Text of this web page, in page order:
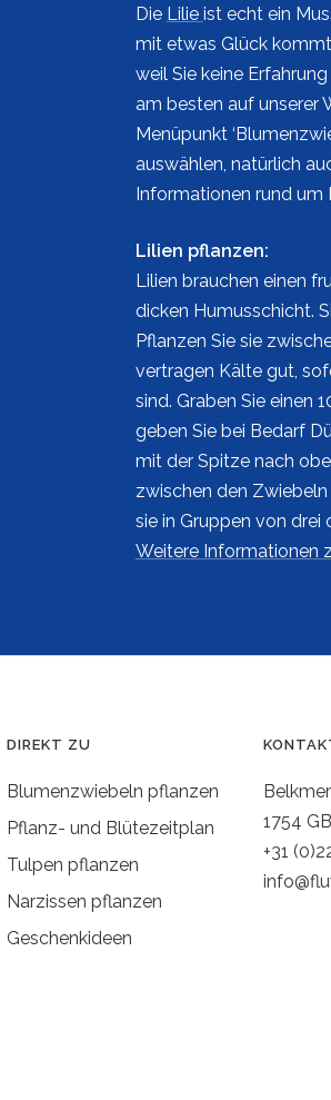
Die Lilie ist echt ein
mit etwas Glück kommt
weil Sie keine
am besten auf unserer
Menüpunkt
auswählen, natürlich
Informationen rund um
Lilien pflanzen:
Lilien brauchen einen
dicken Humusschicht.
Pflanzen Sie sie
vertragen Kälte gut,
sind. Graben Sie einen
geben Sie bei Bedarf
mit der Spitze nach
zwischen den
sie in Gruppen von drei
Weitere Informationen
DIREKT ZU
Blumenzwiebeln pflanzen
Pflanz- und Blütezeitplan
Tulpen pflanzen
Narzissen pflanzen
Geschenkideen
1754
+31